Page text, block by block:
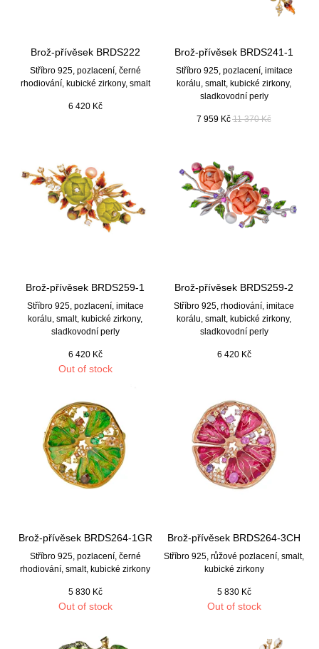
Brož-přívěsek BRDS222
Stříbro 925, pozlacení, černé
rhodiování, kubické zirkony, smalt
6 420 Kč
Brož-přívěsek BRDS241-1
Stříbro 925, pozlacení, imitace
korálu, smalt, kubické zirkony,
sladkovodní perly
7 959 Kč 11 370 Kč
Brož-přívěsek BRDS259-1
Stříbro 925, pozlacení, imitace
korálu, smalt, kubické zirkony,
sladkovodní perly
6 420 Kč
Out of stock
Brož-přívěsek BRDS259-2
Stříbro 925, rhodiování, imitace
korálu, smalt, kubické zirkony,
sladkovodní perly
6 420 Kč
Brož-přívěsek BRDS264-1GR
Stříbro 925, pozlacení, černé
rhodiování, smalt, kubické zirkony
5 830 Kč
Out of stock
Brož-přívěsek BRDS264-3CH
Stříbro 925, růžové pozlacení, smalt,
kubické zirkony
5 830 Kč
Out of stock